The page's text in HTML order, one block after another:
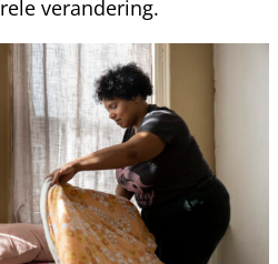
verandering.